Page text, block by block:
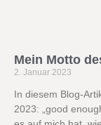
Mein Motto
2. Januar 2023
In diesem Blog-
2023: „good